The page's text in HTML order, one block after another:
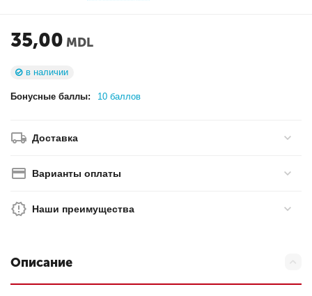
35,00 MDL
в наличии
Бонусные баллы: 10 баллов
Доставка
Варианты оплаты
Наши преимущества
Описание